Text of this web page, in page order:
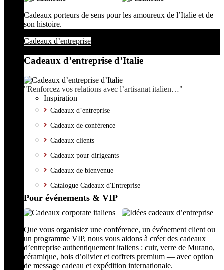
Cadeaux porteurs de sens pour les amoureux de l’Italie et de
son histoire.
Cadeaux d’entreprise
Cadeaux d’entreprise d’Italie
"Renforcez vos relations avec l’artisanat italien…"
Inspiration
Cadeaux d’entreprise
Cadeaux de conférence
Cadeaux clients
Cadeaux pour dirigeants
Cadeaux de bienvenue
Catalogue Cadeaux d'Entreprise
Pour événements & VIP
Que vous organisiez une conférence, un événement client ou
un programme VIP, nous vous aidons à créer des cadeaux
d’entreprise authentiquement italiens : cuir, verre de Murano,
céramique, bois d’olivier et coffrets premium — avec option
de message cadeau et expédition internationale.